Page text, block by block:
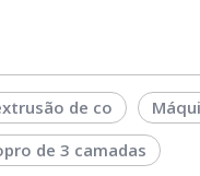
de co
de 3 camadas